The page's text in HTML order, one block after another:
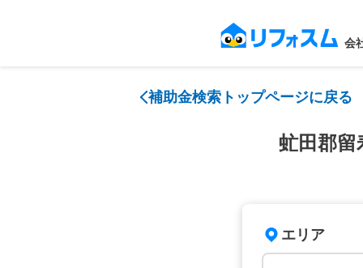
会
補助金検索トップページに戻る
虻田郡
エリア